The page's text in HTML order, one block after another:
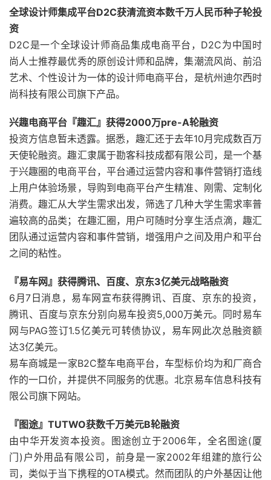
全球设计师集成平台D2C获清流资本数千万人民币种子轮投
资
D2C是一个全球设计师商品集成电商平台，D2C为中国时
尚人士推荐最优秀的原创设计师和品牌，集潮流风尚、前沿
艺术、个性设计为一体的设计师电商平台，是杭州迪尔西时
尚科技有限公司旗下产品。
兴趣电商平台『趣汇』获得2000万pre-A轮融资
投资方信息暂未透露。据悉，趣汇还于去年10月完成数百万
天使轮融资。趣汇隶属于勘客科技成都有限公司，是一个基
于兴趣圈的电商平台，平台通过运营内容和事件营销打造线
上用户体验场景，导购到电商平台产生精准、刚需、定制化
消费。趣汇从大学生需求出发，筛选了几种大学生需求率普
遍较高的品类；在趣汇圈，用户可随时分享生活点滴，趣汇
团队通过运营内容和事件营销，增强用户之间及用户和平台
之间的粘性。
『易车网』获得腾讯、百度、京东3亿美元战略融资
6月7日消息，易车网宣布获得腾讯、百度、京东的投资，
腾讯、百度与京东分别向易车投资5,000万美元。同时易车
网与PAG签订1.5亿美元可转债协议，易车网此次总融资额
达3亿美元。
易车商城是一家B2C整车电商平台，车型标价均为和厂商合
作的一口价，并提供不同服务的优惠。北京易车信息科技有
限公司旗下网站。
『图途』TUTWO获数千万美元B轮融资
由中华开发资本投资。图途创立于2006年，全名图途(厦
门)户外用品有限公司，前身是一家2002年组建的旅行公
司，类似于当下携程的OTA模式。然而团队的户外基因让他